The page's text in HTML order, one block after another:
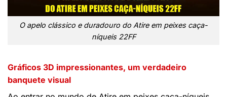
O apelo clássico e duradouro do Atire em peixes caça-
níqueis 22FF
Gráficos 3D impressionantes, um verdadeiro
banquete visual